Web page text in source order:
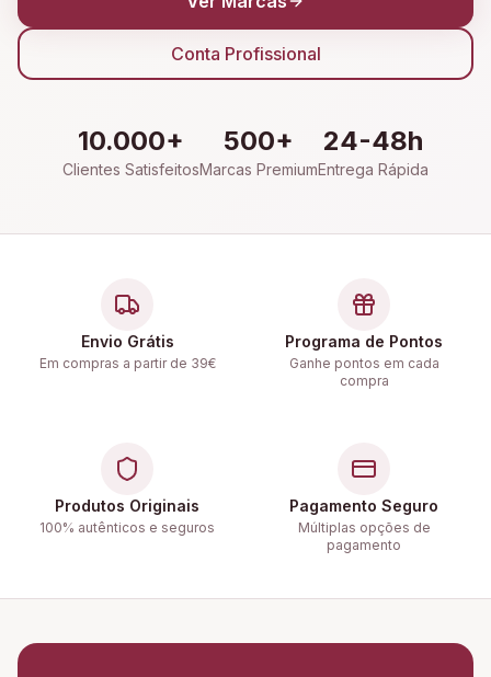
Conta Profissional
10.000+
Clientes Satisfeitos
500+
Marcas Premium
24-48h
Entrega Rápida
Envio Grátis
Em compras a partir de 39€
Programa de Pontos
Ganhe pontos em cada
compra
Produtos Originais
100% autênticos e seguros
Pagamento Seguro
Múltiplas opções de
pagamento